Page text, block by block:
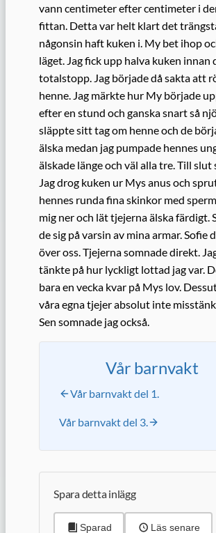
vann centimeter efter centimeter i
fittan. Detta var helt klart det
någonsin haft kuken i. My bet ihop
läget. Jag fick upp halva kuken innan
totalstopp. Jag började då sakta att
henne. Jag märkte hur My började
efter en stund och ganska snart så
släppte sitt tag om henne och de
älska medan jag pumpade hennes
älskade länge och väl alla tre. Till slut
Jag drog kuken ur Mys anus och
hennes runda fina skinkor med
mig ner och lät tjejerna älska färdigt.
de sig på varsin av mina armar. Sofie
över oss. Tjejerna somnade direkt.
tänkte på hur lyckligt lottad jag var.
bara en vecka kvar på Mys lov.
våra egna tjejer absolut inte
Sen somnade jag också.
Vår barnvakt
Vår barnvakt del 1.
Vår barnvakt del 3.
Spara detta inlägg
Sparad Läs senare